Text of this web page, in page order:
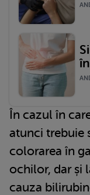
În cazul în
atunci trebuie
colorarea în
ochilor, dar și
cauza